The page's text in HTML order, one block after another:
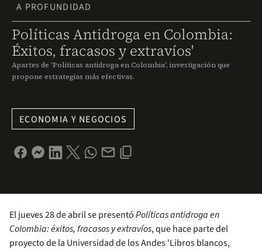
A PROFUNDIDAD
Políticas Antidroga en Colombia:
Éxitos, fracasos y extravíos'
Apartes de 'Políticas antidroga en Colombia', investigación que
propone estrategias más efectivas.
ECONOMIA Y NEGOCIOS
El jueves 28 de abril se presentóPolíticas antidroga en
Colombia: éxitos, fracasos y extravíos, que hace parte del
proyecto de la Universidad de los Andes 'Libros blancos,